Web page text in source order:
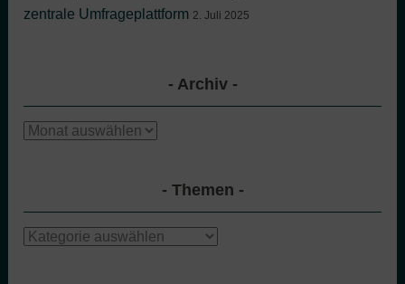
zentrale Umfrageplattform 2. Juli 2025
Archiv
Archiv
Themen
Themen